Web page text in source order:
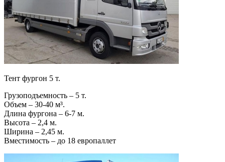
Тент фургон 5 т.
Грузоподъемность – 5 т.
Объем – 30-40 м³.
Длина фургона – 6-7 м.
Высота – 2,4 м.
Ширина – 2,45 м.
Вместимость – до 18 европаллет